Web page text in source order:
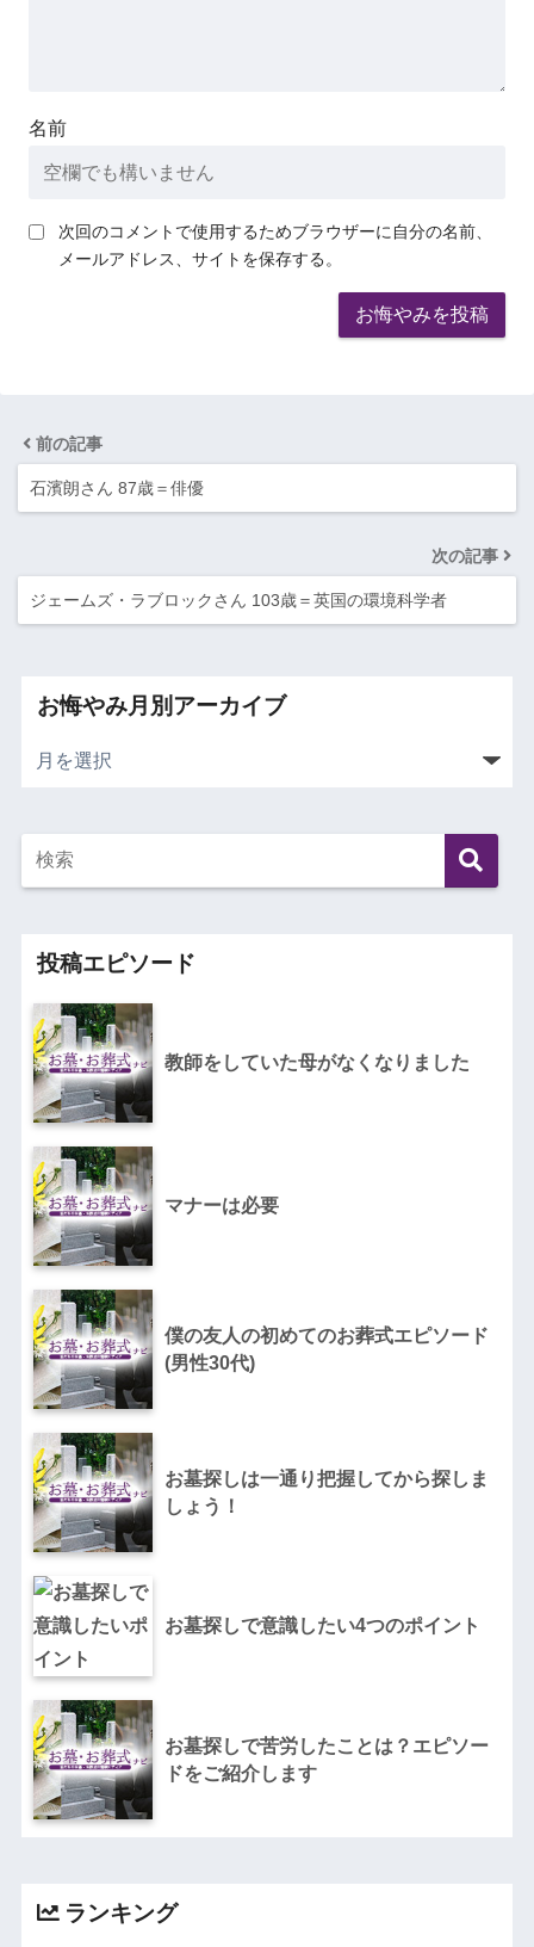
名前
次回のコメントで使用するためブラウザーに自分の名前、
メールアドレス、サイトを保存する。
前の記事
石濱朗さん 87歳＝俳優
次の記事
ジェームズ・ラブロックさん 103歳＝英国の環境科学者
お悔やみ月別アーカイブ
投稿エピソード
教師をしていた母がなくなりました
マナーは必要
僕の友人の初めてのお葬式エピソード
(男性30代)
お墓探しは一通り把握してから探しま
しょう！
お墓探しで意識したい4つのポイント
お墓探しで苦労したことは？エピソー
ドをご紹介します
ランキング